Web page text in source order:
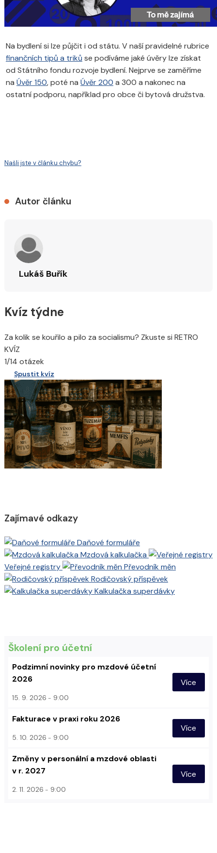
Na bydlení si lze půjčit i od státu. V naší pravidelné rubrice
finančních tipů a triků se podíváme jaké úvěry lze získat
od Státního fondu rozvoje bydlení. Nejprve se zaměříme
na Úvěr 150, poté na Úvěr 200 a 300 a nakonec na
ostatní podporu, například pro obce či bytová družstva.
Našli jste v článku chybu?
Autor článku
Lukáš Buřík
Kvíz týdne
Za kolik se kouřilo a pilo za socialismu? Zkuste si RETRO
KVÍZ
1/14 otázek
Spustit kvíz
Zajímavé odkazy
Daňové formuláře
Mzdová kalkulačka
Veřejné registry
Převodník měn
Rodičovský příspěvek
Kalkulačka superdávky
Školení pro účetní
Podzimní novinky pro mzdové účetní
2026
15. 9. 2026 9:00
Více
Fakturace v praxi roku 2026
5. 10. 2026 9:00
Více
Změny v personální a mzdové oblasti
v r. 2027
2. 11. 2026 9:00
Více